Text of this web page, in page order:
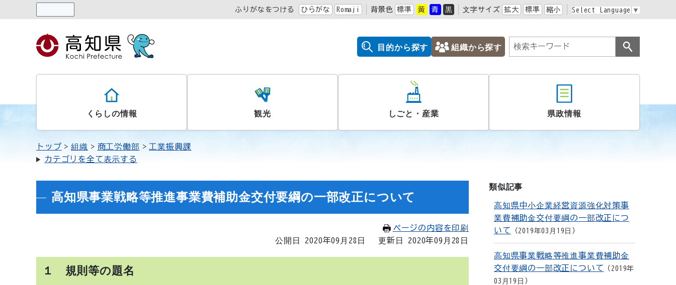
ふりがなをつける ひらがな Romaji 背景色 標準 黄 青 黒 文字サイズ 拡大 標準 縮小 Select Language ▼
目的から探す 組織から探す
くらしの情報 観光 しごと・産業 県政情報
トップ 組織 商工労働部
工業振興課
カテゴリを全て表示する
高知県事業戦略等推進事業費補助金交付要綱の一部改正について
ページの内容を印刷
公開日 2020年09月28日
更新日 2020年09月28日
１ 規則等の題名
類似記事
高知県中小企業経営資源強化対策事
業費補助金交付要綱の一部改正につ
いて
2019年03月19日
高知県事業戦略等推進事業費補助金
交付要綱の一部改正について
2019年
03月19日